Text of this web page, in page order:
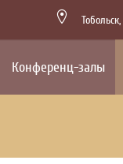
Тобольск,
Конференц-залы